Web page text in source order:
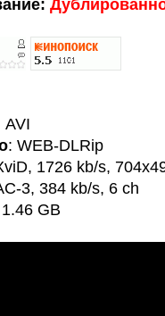
AVI
: WEB-DLRip
1726 kb/s,
3, 384 kb/s, 6 ch
GB